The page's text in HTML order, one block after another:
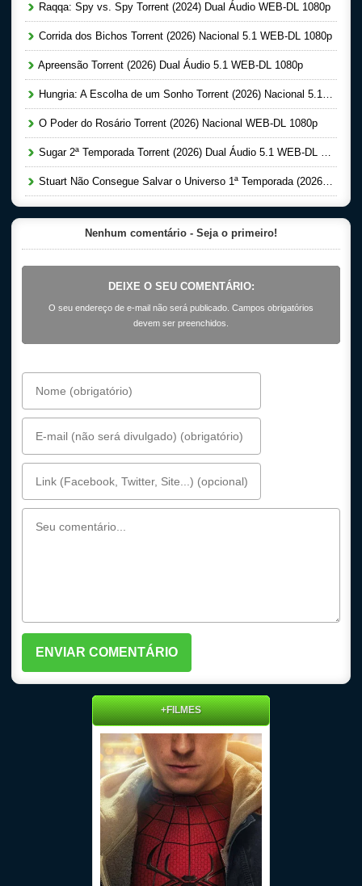
Raqqa: Spy vs. Spy Torrent (2024) Dual Áudio WEB-DL 1080p
Corrida dos Bichos Torrent (2026) Nacional 5.1 WEB-DL 1080p
Apreensão Torrent (2026) Dual Áudio 5.1 WEB-DL 1080p
Hungria: A Escolha de um Sonho Torrent (2026) Nacional 5.1 WEB-DL 1080p
O Poder do Rosário Torrent (2026) Nacional WEB-DL 1080p
Sugar 2ª Temporada Torrent (2026) Dual Áudio 5.1 WEB-DL 1080p
Stuart Não Consegue Salvar o Universo 1ª Temporada (2026) Dual Áudio 5.1 WEB-DL 1080p
Nenhum comentário - Seja o primeiro!
DEIXE O SEU COMENTÁRIO:
O seu endereço de e-mail não será publicado. Campos obrigatórios
devem ser preenchidos.
+FILMES